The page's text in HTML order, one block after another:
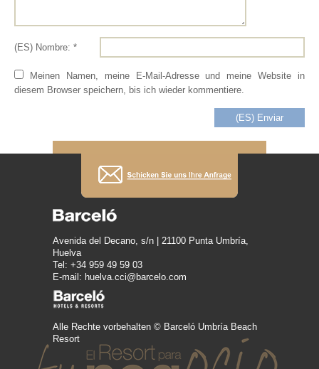
(ES) Nombre: *
Meinen Namen, meine E-Mail-Adresse und meine Website in
diesem Browser speichern, bis ich wieder kommentiere.
Avenida del Decano, s/n | 21100 Punta Umbría,
Huelva
Tel: +34 959 49 59 03
E-mail: huelva.cci@barcelo.com
Alle Rechte vorbehalten © Barceló Umbría Beach
Resort